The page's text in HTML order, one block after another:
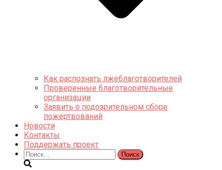
Как распознать лжеблаготворителей
Проверенные благотворительные
организации
Заявить о подозрительном сборе
пожертвований
Новости
Контакты
Поддержать проект
Найти: